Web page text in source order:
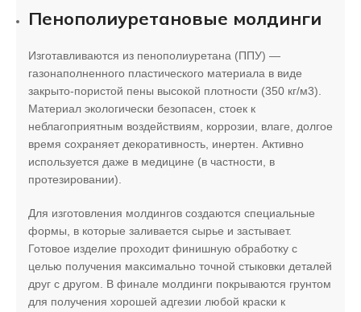
Пенополиуретановые молдинги
Изготавливаются из пенополиуретана (ППУ) —
газонаполненного пластического материала в виде
закрыто-пористой пены высокой плотности (350 кг/м3).
Материал экологически безопасен, стоек к
неблагоприятным воздействиям, коррозии, влаге, долгое
время сохраняет декоративность, инертен. Активно
используется даже в медицине (в частности, в
протезировании).
Для изготовления молдингов создаются специальные
формы, в которые заливается сырье и застывает.
Готовое изделие проходит финишную обработку с
целью получения максимально точной стыковки деталей
друг с другом. В финале молдинги покрываются грунтом
для получения хорошей адгезии любой краски к